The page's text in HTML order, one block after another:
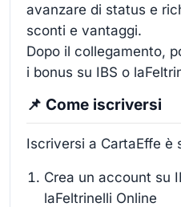
avanzare di status e
sconti e vantaggi.
Dopo il collegamento,
i bonus su IBS o
📌 Come iscriversi
Iscriversi a CartaEffe è
Crea un account su
laFeltrinelli Online